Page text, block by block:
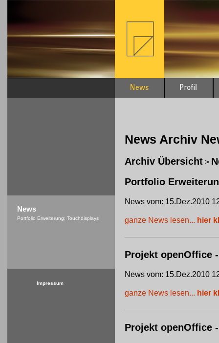
News Archiv
Archiv Übersicht >
Portfolio
News vom: 15.Dez.2010
ganze News lesen... hier
Projekt openOffice
News vom: 15.Dez.2010
ganze News lesen... hier
Projekt openOffice
News
Portfolio Erweiterung: Touchdisplays
Impressum